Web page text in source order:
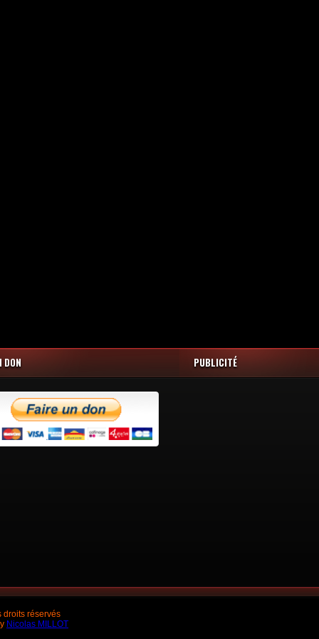
DON PUBLICITÉ
droits réservés
Nicolas MILLOT